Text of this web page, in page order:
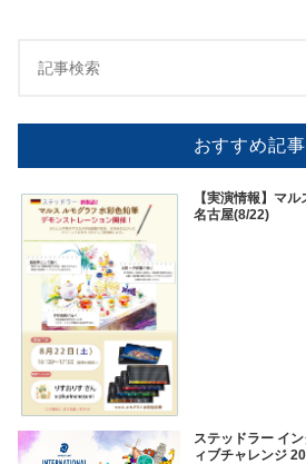
おすすめ記事
【実演情報】マ
名古屋(8/22)
ステッドラー イ
ィブチャレンジ